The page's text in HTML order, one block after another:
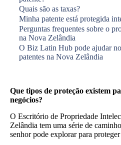
Quais são as taxas?
Minha patente está protegida
Perguntas frequentes sobre o
na Nova Zelândia
O Biz Latin Hub pode ajudar
patentes na Nova Zelândia
Que tipos de proteção existem
negócios?
O Escritório de Propriedade
Zelândia tem uma série de
senhor pode explorar para